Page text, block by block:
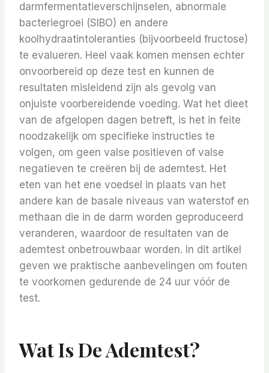
darmfermentatieverschijnselen, abnormale
bacteriegroei (SIBO) en andere
koolhydraatintoleranties (bijvoorbeeld fructose)
te evalueren. Heel vaak komen mensen echter
onvoorbereid op deze test en kunnen de
resultaten misleidend zijn als gevolg van
onjuiste voorbereidende voeding. Wat het dieet
van de afgelopen dagen betreft, is het in feite
noodzakelijk om specifieke instructies te
volgen, om geen valse positieven of valse
negatieven te creëren bij de ademtest. Het
eten van het ene voedsel in plaats van het
andere kan de basale niveaus van waterstof en
methaan die in de darm worden geproduceerd
veranderen, waardoor de resultaten van de
ademtest onbetrouwbaar worden. In dit artikel
geven we praktische aanbevelingen om fouten
te voorkomen gedurende de 24 uur vóór de
test.
Wat Is De Ademtest?